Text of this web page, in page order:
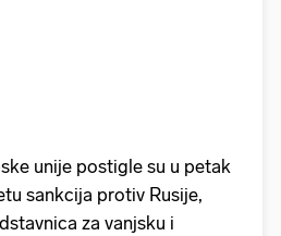
unije postigle su u petak
sankcija protiv Rusije,
za vanjsku i